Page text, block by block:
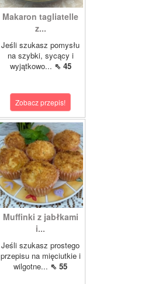
Makaron tagliatelle
z...
Jeśli szukasz pomysłu
na szybki, sycący i
wyjątkowo... ⇖ 45
Zobacz przepis!
Muffinki z jabłkami
i...
Jeśli szukasz prostego
przepisu na mięciutkie i
wilgotne... ⇖ 55